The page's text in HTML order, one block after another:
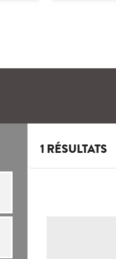
1 RÉSULTATS